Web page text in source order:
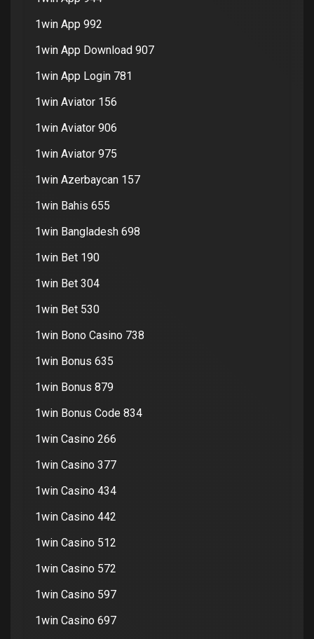
1win App 992
1win App Download 907
1win App Login 781
1win Aviator 156
1win Aviator 906
1win Aviator 975
1win Azerbaycan 157
1win Bahis 655
1win Bangladesh 698
1win Bet 190
1win Bet 304
1win Bet 530
1win Bono Casino 738
1win Bonus 635
1win Bonus 879
1win Bonus Code 834
1win Casino 266
1win Casino 377
1win Casino 434
1win Casino 442
1win Casino 512
1win Casino 572
1win Casino 597
1win Casino 697